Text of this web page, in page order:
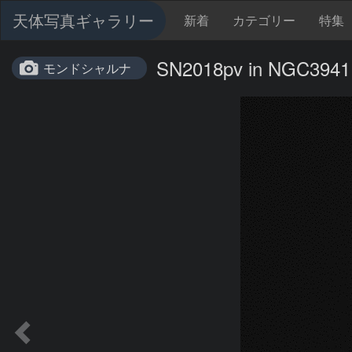
天体写真ギャラリー 新着 カテゴリー 特集
モンドシャルナ SN2018pv in NGC3941